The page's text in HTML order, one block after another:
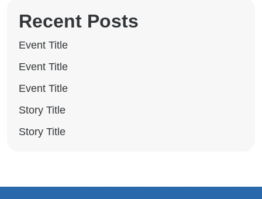
Recent Posts
Event Title
Event Title
Event Title
Story Title
Story Title